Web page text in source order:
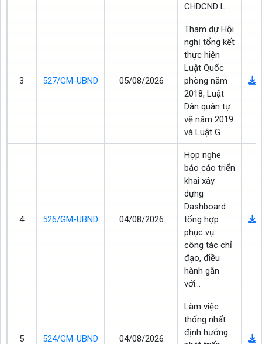
CHDCND L...
3 527/GM-UBND 05/08/2026
Tham dự Hội
nghị tổng kết
thực hiện
Luật Quốc
phòng năm
2018, Luật
Dân quân tự
vệ năm 2019
và Luật G...
4 526/GM-UBND 04/08/2026
Họp nghe
báo cáo triển
khai xây
dựng
Dashboard
tổng hợp
phục vụ
công tác chỉ
đạo, điều
hành gắn
với...
5 524/GM-UBND 04/08/2026
Làm việc
thống nhất
định hướng